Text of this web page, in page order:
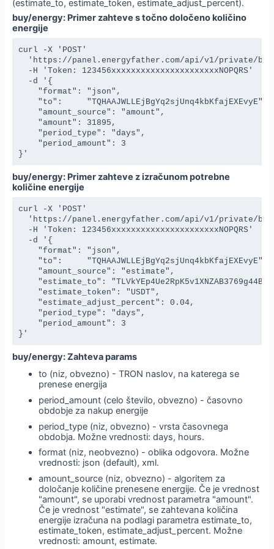
(estimate_to, estimate_token, estimate_adjust_percent).
buy/energy: Primer zahteve s točno določeno količino
energije
curl -X 'POST'
'https://panel.energyfather.com/api/v1/private/
  -H 'Token: 123456xxxxxxxxxxxxxxxxxxxxxxNOPQRS'
  -d '{
    "format": "json",
    "to":     "TQHAAJWLLEjBgYq2sjUnq4kbKfajEXEvyE",
    "amount_source": "amount",
    "amount": 31895,
    "period_type": "days",
    "period_amount": 3
}'
buy/energy: Primer zahteve z izračunom potrebne
količine energije
curl -X 'POST'
'https://panel.energyfather.com/api/v1/private/
  -H 'Token: 123456xxxxxxxxxxxxxxxxxxxxxxNOPQRS'
  -d '{
    "format": "json",
    "to":     "TQHAAJWLLEjBgYq2sjUnq4kbKfajEXEvyE",
    "amount_source": "estimate",
"estimate_to":
    "estimate_token": "USDT",
    "estimate_adjust_percent": 0.04,
    "period_type": "days",
    "period_amount": 3
}'
buy/energy: Zahteva params
to (niz, obvezno) - TRON naslov, na katerega se
prenese energija
period_amount (celo število, obvezno) - časovno
obdobje za nakup energije
period_type (niz, obvezno) - vrsta časovnega
obdobja. Možne vrednosti: days, hours.
format (niz, neobvezno) - oblika odgovora. Možne
vrednosti: json (default), xml.
amount_source (niz, obvezno) - algoritem za
določanje količine prenesene energije. Če je vrednost
"amount", se uporabi vrednost parametra "amount".
Če je vrednost "estimate", se zahtevana količina
energije izračuna na podlagi parametra estimate_to,
estimate_token, estimate_adjust_percent. Možne
vrednosti: amount, estimate.